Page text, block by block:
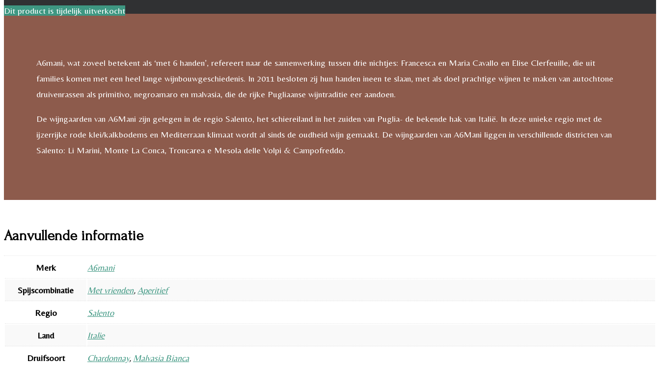
Whisky
Wijnproeverij Agenda
Nieuwsbrief
Contact
Dit product is tijdelijk uitverkocht
A6mani, wat zoveel betekent als ‘met 6 handen’, refereert naar de samenwerking tussen drie nichtjes: Francesca en Maria Cavallo en Elise Clerfeuille, die uit
families komen met een heel lange wijnbouwgeschiedenis. In 2011 besloten zij hun handen ineen te slaan, met als doel prachtige wijnen te maken van autochtone
druivenrassen als primitivo, negroamaro en malvasia, die de rijke Pugliaanse wijntraditie eer aandoen.
De wijngaarden van A6Mani zijn gelegen in de regio Salento, het schiereiland in het zuiden van Puglia- de bekende hak van Italië. In deze unieke regio met de
ijzerrijke rode klei/kalkbodems en Mediterraan klimaat wordt al sinds de oudheid wijn gemaakt. De wijngaarden van A6Mani liggen in verschillende districten van
Salento: Li Marini, Monte La Conca, Troncarea e Mesola delle Volpi & Campofreddo.
Aanvullende informatie
Merk A6mani
Spijscombinatie Met vrienden,Aperitief
Regio Salento
Land Italie
Druifsoort Chardonnay, Malvasia Bianca